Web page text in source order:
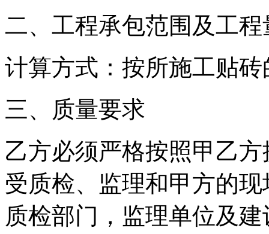
二、工程承包范围及工
计算方式：按所施工贴
三、质量要求
乙方必须严格按照甲乙
受质检、监理和甲方的
质检部门，监理单位及